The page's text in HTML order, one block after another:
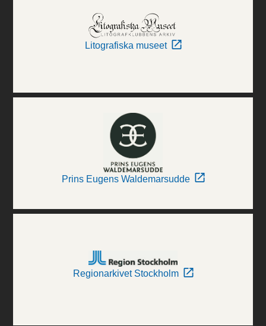
Litografiska museet
Prins Eugens Waldemarsudde
Regionarkivet Stockholm